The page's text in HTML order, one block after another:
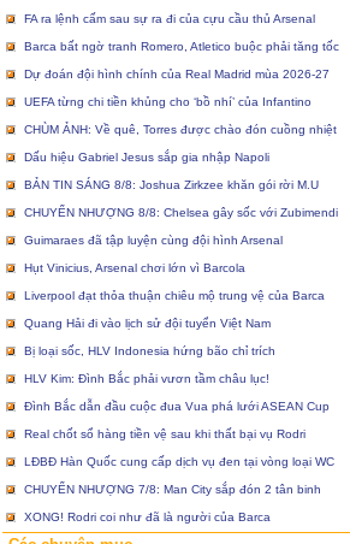
FA ra lệnh cấm sau sự ra đi của cựu cầu thủ Arsenal
Barca bất ngờ tranh Romero, Atletico buộc phải tăng tốc
Dự đoán đội hình chính của Real Madrid mùa 2026-27
UEFA từng chi tiền khủng cho ‘bồ nhí’ của Infantino
CHÙM ẢNH: Về quê, Torres được chào đón cuồng nhiệt
Dấu hiệu Gabriel Jesus sắp gia nhập Napoli
BẢN TIN SÁNG 8/8: Joshua Zirkzee khăn gói rời M.U
CHUYỂN NHƯỢNG 8/8: Chelsea gây sốc với Zubimendi
Guimaraes đã tập luyện cùng đội hình Arsenal
Hụt Vinicius, Arsenal chơi lớn vì Barcola
Liverpool đạt thỏa thuận chiêu mộ trung vệ của Barca
Quang Hải đi vào lịch sử đội tuyển Việt Nam
Bị loại sốc, HLV Indonesia hứng bão chỉ trích
HLV Kim: Đình Bắc phải vươn tầm châu lục!
Đình Bắc dẫn đầu cuộc đua Vua phá lưới ASEAN Cup
Real chốt sổ hàng tiền vệ sau khi thất bại vụ Rodri
LĐBĐ Hàn Quốc cung cấp dịch vụ đen tại vòng loại WC
CHUYỂN NHƯỢNG 7/8: Man City sắp đón 2 tân binh
XONG! Rodri coi như đã là người của Barca